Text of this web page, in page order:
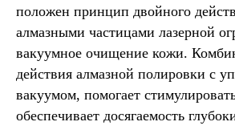
положен принцип двойного
алмазными частицами лазерной
вакуумное очищение кожи.
действия алмазной полировки с
вакуумом, помогает
обеспечивает досягаемость